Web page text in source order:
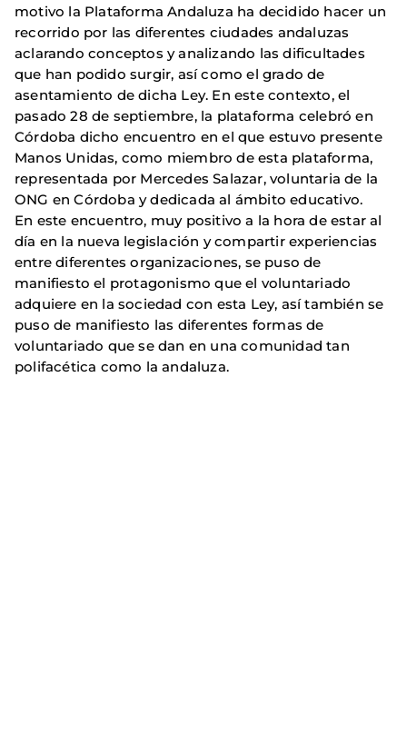
motivo la Plataforma Andaluza ha decidido hacer un
recorrido por las diferentes ciudades andaluzas
aclarando conceptos y analizando las dificultades
que han podido surgir, así como el grado de
asentamiento de dicha Ley. En este contexto, el
pasado 28 de septiembre, la plataforma celebró en
Córdoba dicho encuentro en el que estuvo presente
Manos Unidas, como miembro de esta plataforma,
representada por Mercedes Salazar, voluntaria de la
ONG en Córdoba y dedicada al ámbito educativo.
En este encuentro, muy positivo a la hora de estar al
día en la nueva legislación y compartir experiencias
entre diferentes organizaciones, se puso de
manifiesto el protagonismo que el voluntariado
adquiere en la sociedad con esta Ley, así también se
puso de manifiesto las diferentes formas de
voluntariado que se dan en una comunidad tan
polifacética como la andaluza.